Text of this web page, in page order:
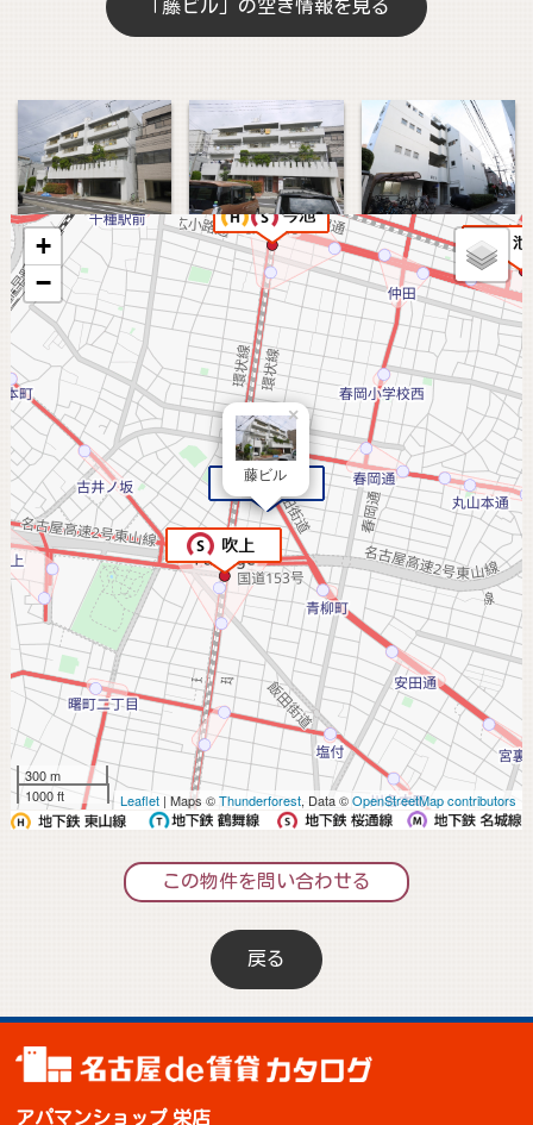
「藤ビル」の空き情報を見る
藤ビル
×
+
−
300 m
1000 ft
Leaflet | Maps ©Thunderforest, Data ©OpenStreetMap contributors
この物件を問い合わせる
戻る
アパマンショップ 栄店